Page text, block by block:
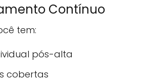
Contínuo
tem:
pós-alta
cobertas